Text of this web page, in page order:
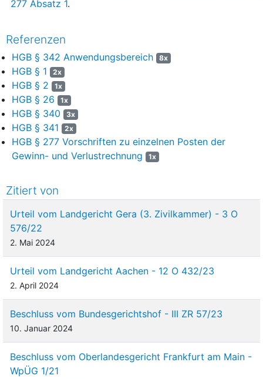
277 Absatz 1.
Referenzen
HGB § 342 Anwendungsbereich 8x
HGB § 1 2x
HGB § 2 1x
HGB § 26 1x
HGB § 340 3x
HGB § 341 2x
HGB § 277 Vorschriften zu einzelnen Posten der
Gewinn- und Verlustrechnung
1x
Zitiert von
Urteil vom Landgericht Gera (3. Zivilkammer) - 3 O
576/22
2. Mai 2024
Urteil vom Landgericht Aachen - 12 O 432/23
2. April 2024
Beschluss vom Bundesgerichtshof - III ZR 57/23
10. Januar 2024
Beschluss vom Oberlandesgericht Frankfurt am Main -
WpÜG 1/21